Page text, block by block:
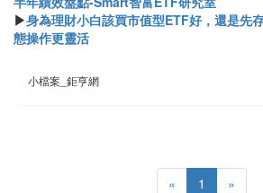
▶身為理財小白該買市值型ETF好，還是先
態操作更靈活
小檔案_鉅亨網
« 1 »